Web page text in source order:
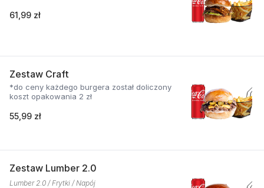
61,99 zł
Zestaw Craft
*do ceny każdego burgera został doliczony
koszt opakowania 2 zł
55,99 zł
Zestaw Lumber 2.0
Lumber 2.0 / Frytki / Napój